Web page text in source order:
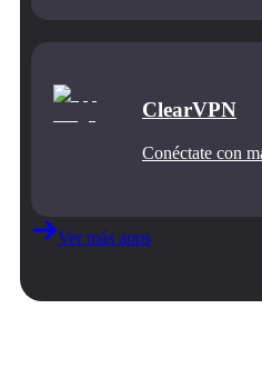
ClearVPN
Conéctate con
Ver más apps